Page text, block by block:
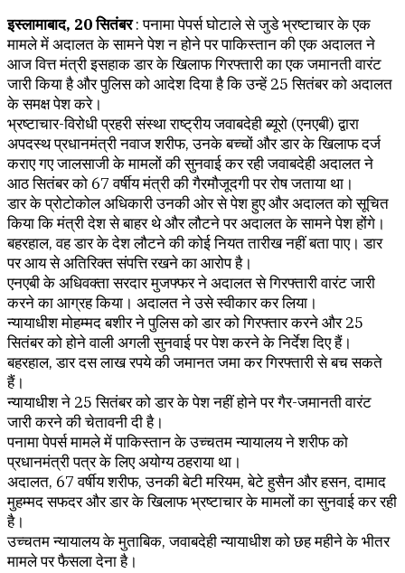
इस्लामाबाद, 20 सितंबर: पनामा पेपर्स घोटाले से जुडे भ्रष्टाचार के एक
मामले में अदालत के सामने पेश न होने पर पाकिस्तान की एक अदालत ने
आज वित्त मंत्री इसहाक डार के खिलाफ गिरफ्तारी का एक जमानती वारंट
जारी किया है और पुलिस को आदेश दिया है कि उन्हें 25 सितंबर को अदालत
के समक्ष पेश करे।
भ्रष्टाचार-विरोधी प्रहरी संस्था राष्ट्रीय जवाबदेही ब्यूरो (एनएबी) द्वारा
अपदस्थ प्रधानमंत्री नवाज शरीफ, उनके बच्चों और डार के खिलाफ दर्ज
कराए गए जालसाजी के मामलों की सुनवाई कर रही जवाबदेही अदालत ने
आठ सितंबर को 67 वर्षीय मंत्री की गैरमौजूदगी पर रोष जताया था।
डार के प्रोटोकोल अधिकारी उनकी ओर से पेश हुए और अदालत को सूचित
किया कि मंत्री देश से बाहर थे और लौटने पर अदालत के सामने पेश होंगे।
बहरहाल, वह डार के देश लौटने की कोई नियत तारीख नहीं बता पाए। डार
पर आय से अतिरिक्त संपत्ति रखने का आरोप है।
एनएबी के अधिवक्ता सरदार मुजफ्फर ने अदालत से गिरफ्तारी वारंट जारी
करने का आग्रह किया। अदालत ने उसे स्वीकार कर लिया।
न्यायाधीश मोहम्मद बशीर ने पुलिस को डार को गिरफ्तार करने और 25
सितंबर को होने वाली अगली सुनवाई पर पेश करने के निर्देश दिए हैं।
बहरहाल, डार दस लाख रपये की जमानत जमा कर गिरफ्तारी से बच सकते
हैं।
न्यायाधीश ने 25 सितंबर को डार के पेश नहीं होने पर गैर-जमानती वारंट
जारी करने की चेतावनी दी है।
पनामा पेपर्स मामले में पाकिस्तान के उच्चतम न्यायालय ने शरीफ को
प्रधानमंत्री पत्र के लिए अयोग्य ठहराया था।
अदालत, 67 वर्षीय शरीफ, उनकी बेटी मरियम, बेटे हुसैन और हसन, दामाद
मुहम्मद सफदर और डार के खिलाफ भ्रष्टाचार के मामलों का सुनवाई कर रही
है।
उच्चतम न्यायालय के मुताबिक, जवाबदेही न्यायाधीश को छह महीने के भीतर
मामले पर फैसला देना है।